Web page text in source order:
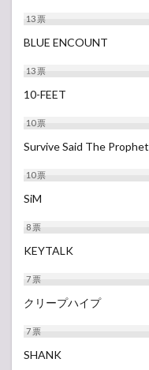
13票
BLUE ENCOUNT
13票
10-FEET
10票
Survive Said The Prophet
10票
SiM
8票
KEYTALK
7票
クリープハイプ
7票
SHANK